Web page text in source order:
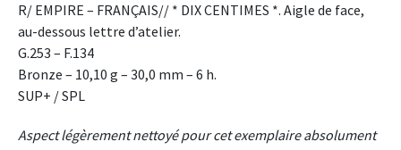
R/ EMPIRE – FRANÇAIS// * DIX CENTIMES *. Aigle de face,
au-dessous lettre d’atelier.
G.253 – F.134
Bronze – 10,10 g – 30,0 mm – 6 h.
SUP+ / SPL
Aspect légèrement nettoyé pour cet exemplaire absolument